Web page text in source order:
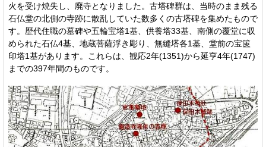
火を受け焼失し、廃寺となりました。古塔碑群は、当時のまま残る
石仏堂の北側の寺跡に散乱していた数多くの古塔碑を集めたもので
す。歴代住職の墓碑や五輪宝塔1基、供養塔33基、南側の覆堂に収
められた石仏4基、地蔵菩薩浮き彫り、無縫塔各1基、堂前の宝篋
印塔1基があります。これらは、観応2年(1351)から延亨4年(1747)
までの397年間のものです。